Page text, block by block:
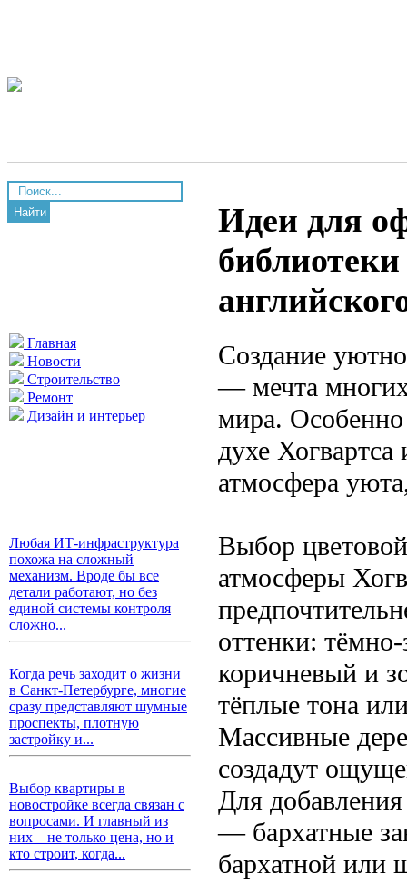
Найти
Главная
Новости
Строительство
Ремонт
Дизайн и интерьер
Любая ИТ-инфраструктура
похожа на сложный
механизм. Вроде бы все
детали работают, но без
единой системы контроля
сложно...
Когда речь заходит о жизни
в Санкт-Петербурге, многие
сразу представляют шумные
проспекты, плотную
застройку и...
Выбор квартиры в
новостройке всегда связан с
вопросами. И главный из
них – не только цена, но и
кто строит, когда...
Идеи для
Создание
— мечта
мира.
духе Хогвартса
атмосфера
Выбор
атмосферы
оттенки:
коричневый и
тёплые тона
Массивные
создадут
Для
— бархатные
бархатной или